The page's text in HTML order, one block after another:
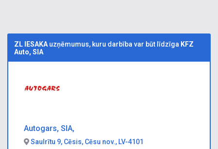
ZL IESAKA uzņēmumus, kuru darbība var būt līdzīga KFZ
Auto, SIA
Autogars, SIA,
Saulrītu 9, Cēsis, Cēsu nov., LV-4101